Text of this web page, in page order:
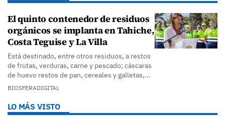
El quinto contenedor de residuos
orgánicos se implanta en Tahiche,
Costa Teguise y La Villa
Está destinado, entre otros residuos, a restos
de frutas, verduras, carne y pescado; cáscaras
de huevo restos de pan, cereales y galletas,…
BIOSFERADIGITAL
LO MÁS VISTO